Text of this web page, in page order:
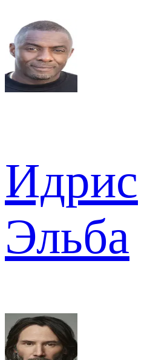
Идрис
Эльба